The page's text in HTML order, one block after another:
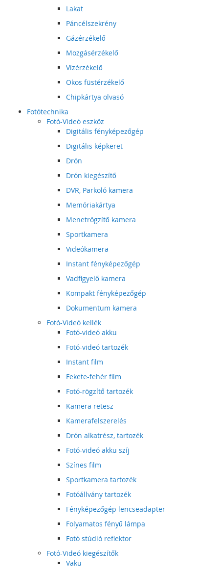
Lakat
Páncélszekrény
Gázérzékelő
Mozgásérzékelő
Vízérzékelő
Okos füstérzékelő
Chipkártya olvasó
Fotótechnika
Fotó-Videó eszköz
Digitális fényképezőgép
Digitális képkeret
Drón
Drón kiegészítő
DVR, Parkoló kamera
Memóriakártya
Menetrögzítő kamera
Sportkamera
Videókamera
Instant fényképezőgép
Vadfigyelő kamera
Kompakt fényképezőgép
Dokumentum kamera
Fotó-Videó kellék
Fotó-videó akku
Fotó-videó tartozék
Instant film
Fekete-fehér film
Fotó-rögzítő tartozék
Kamera retesz
Kamerafelszerelés
Drón alkatrész, tartozék
Fotó-videó akku szíj
Színes film
Sportkamera tartozék
Fotóállvány tartozék
Fényképezőgép lencseadapter
Folyamatos fényű lámpa
Fotó stúdió reflektor
Fotó-Videó kiegészítők
Vaku